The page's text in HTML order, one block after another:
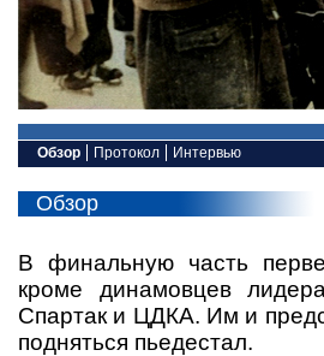
Обзор
Обзор
В финальную часть
кроме динамовцев
Спартак и ЦДКА. Им и
подняться пьедестал.
Протокол Интервью